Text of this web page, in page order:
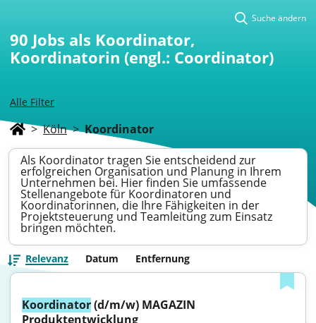
Alle Filter
Suche ändern
90 Jobs als Koordinator,
Koordinatorin (engl.: Coordinator)
> Köln > Koordinator
Als Koordinator tragen Sie entscheidend zur
erfolgreichen Organisation und Planung in Ihrem
Unternehmen bei. Hier finden Sie umfassende
Stellenangebote für Koordinatoren und
Koordinatorinnen, die Ihre Fähigkeiten in der
Projektsteuerung und Teamleitung zum Einsatz
bringen möchten.
Relevanz Datum Entfernung
Koordinator (d/m/w) MAGAZIN
Produktentwicklung